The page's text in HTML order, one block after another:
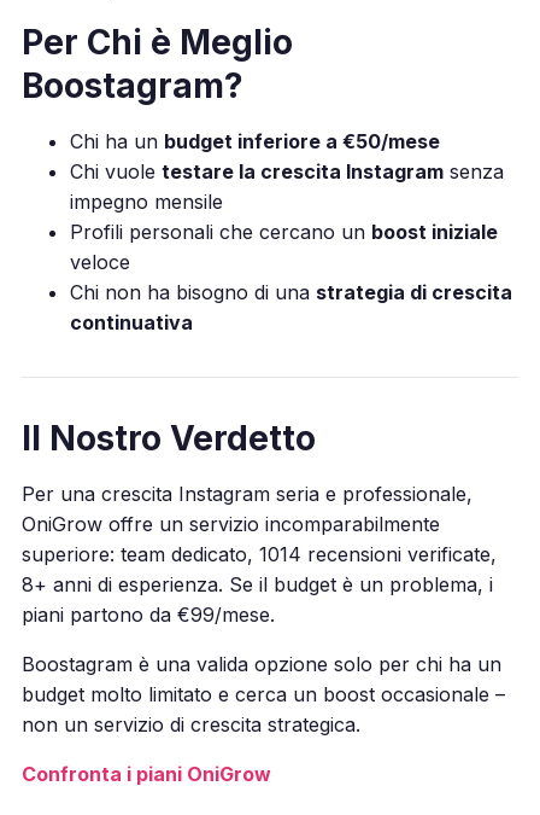
Per Chi è Meglio
Boostagram?
Chi ha un budget inferiore a €50/mese
Chi vuole testare la crescita Instagramsenza
impegno mensile
Profili personali che cercano un boost iniziale
veloce
Chi non ha bisogno di una strategia di crescita
continuativa
Il Nostro Verdetto
Per una crescita Instagram seria e professionale,
OniGrow offre un servizio incomparabilmente
superiore: team dedicato, 1014 recensioni verificate,
8+ anni di esperienza. Se il budget è un problema, i
piani partono da €99/mese.
Boostagram è una valida opzione solo per chi ha un
budget molto limitato e cerca un boost occasionale –
non un servizio di crescita strategica.
Confronta i piani OniGrow